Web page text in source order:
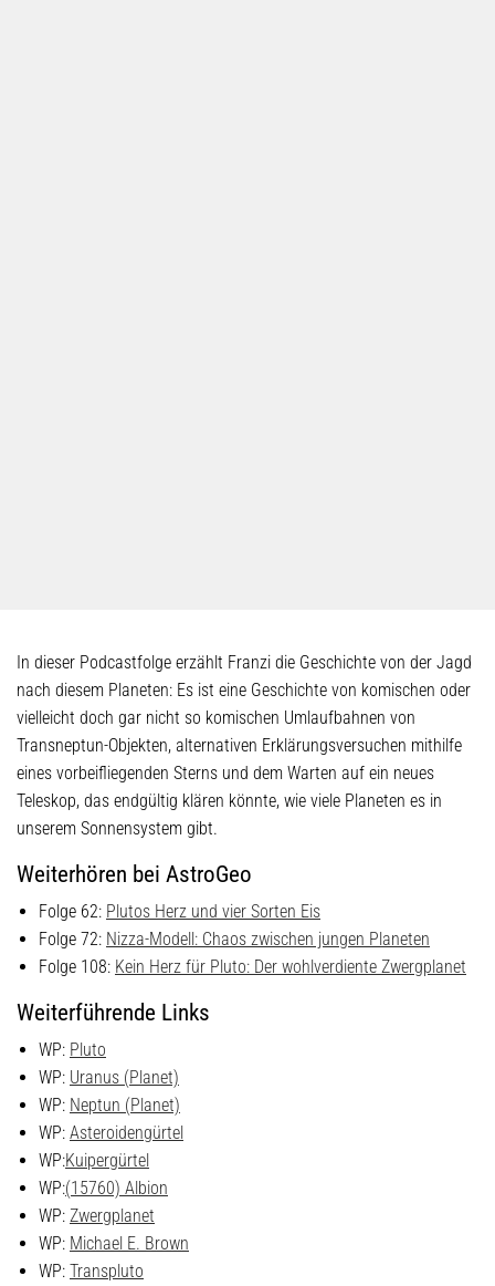
In dieser Podcastfolge erzählt Franzi die Geschichte von der Jagd
nach diesem Planeten: Es ist eine Geschichte von komischen oder
vielleicht doch gar nicht so komischen Umlaufbahnen von
Transneptun-Objekten, alternativen Erklärungsversuchen mithilfe
eines vorbeifliegenden Sterns und dem Warten auf ein neues
Teleskop, das endgültig klären könnte, wie viele Planeten es in
unserem Sonnensystem gibt.
Weiterhören bei AstroGeo
Folge 62: Plutos Herz und vier Sorten Eis
Folge 72: Nizza-Modell: Chaos zwischen jungen Planeten
Folge 108: Kein Herz für Pluto: Der wohlverdiente Zwergplanet
Weiterführende Links
WP: Pluto
WP: Uranus (Planet)
WP: Neptun (Planet)
WP: Asteroidengürtel
WP:Kuipergürtel
WP:(15760) Albion
WP: Zwergplanet
WP: Michael E. Brown
WP: Transpluto